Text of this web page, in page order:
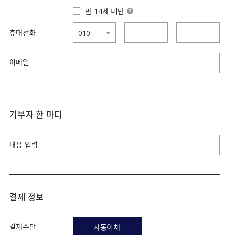
만 14세 미만
휴대전화 − −
이메일
기부자 한 마디
내용 입력
결제 정보
결제수단 자동이체